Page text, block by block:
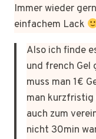
Immer wieder
einfachem Lack
Also ich finde
und french Gel
muss man 1€
man kurzfristig
auch zum
nicht 30min